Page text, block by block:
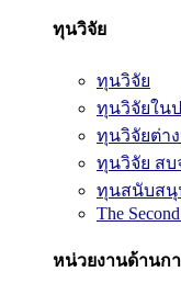
ทุนวิจัย
ทุนวิจัย
ทุนวิจัยใน
ทุนวิจัยต่า
ทุนวิจัย สบ
ทุนสนับสนุ
The
หน่วยงานด้านก